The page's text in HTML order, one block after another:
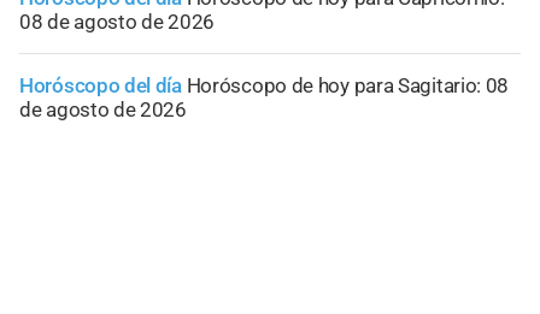
08 de agosto de 2026
Horóscopo del día Horóscopo de hoy para Sagitario: 08
de agosto de 2026